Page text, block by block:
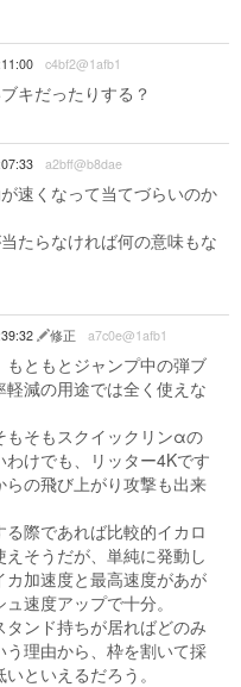
c4bf2@1afb1
キだったりする？
a2bff@b8dae
速くなって当てづらいのか
たらなければ何の意味もな
修正 a7c0e@1afb1
ともとジャンプ中の弾ブ
減の用途では全く使えな
もそもスクイックリンαの
けでも、リッター4Kです
の飛び上がり攻撃も出来
際であれば比較的イカロ
そうだが、単純に発動し
加速度と最高速度があが
速度アップで十分。
タンド持ちが居ればどのみ
理由から、枠を割いて採
といえるだろう。